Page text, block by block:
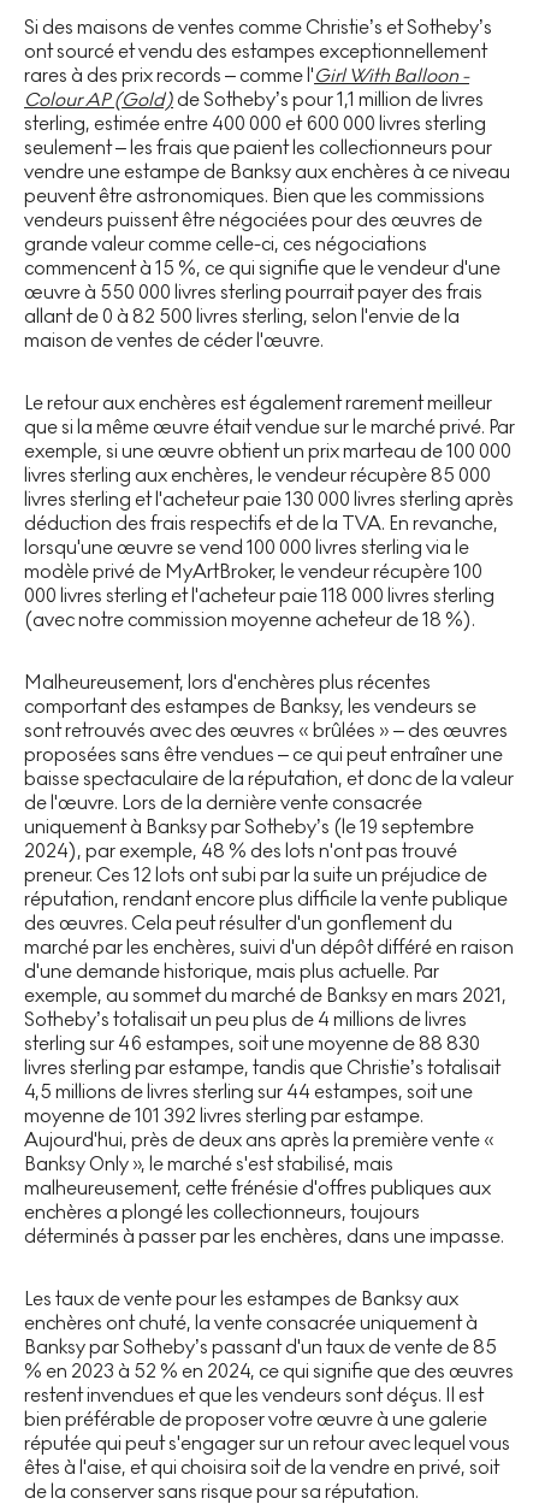
Si des maisons de ventes comme Christie’s et Sotheby’s
ont sourcé et vendu des estampes exceptionnellement
rares à des prix records – comme l'Girl With Balloon -
Colour AP (Gold) de Sotheby’s pour 1,1 million de livres
sterling, estimée entre 400 000 et 600 000 livres sterling
seulement – les frais que paient les collectionneurs pour
vendre une estampe de Banksy aux enchères à ce niveau
peuvent être astronomiques. Bien que les commissions
vendeurs puissent être négociées pour des œuvres de
grande valeur comme celle-ci, ces négociations
commencent à 15 %, ce qui signifie que le vendeur d'une
œuvre à 550 000 livres sterling pourrait payer des frais
allant de 0 à 82 500 livres sterling, selon l'envie de la
maison de ventes de céder l'œuvre.
Le retour aux enchères est également rarement meilleur
que si la même œuvre était vendue sur le marché privé. Par
exemple, si une œuvre obtient un prix marteau de 100 000
livres sterling aux enchères, le vendeur récupère 85 000
livres sterling et l'acheteur paie 130 000 livres sterling après
déduction des frais respectifs et de la TVA. En revanche,
lorsqu'une œuvre se vend 100 000 livres sterling via le
modèle privé de MyArtBroker, le vendeur récupère 100
000 livres sterling et l'acheteur paie 118 000 livres sterling
(avec notre commission moyenne acheteur de 18 %).
Malheureusement, lors d'enchères plus récentes
comportant des estampes de Banksy, les vendeurs se
sont retrouvés avec des œuvres « brûlées » – des œuvres
proposées sans être vendues – ce qui peut entraîner une
baisse spectaculaire de la réputation, et donc de la valeur
de l'œuvre. Lors de la dernière vente consacrée
uniquement à Banksy par Sotheby’s (le 19 septembre
2024), par exemple, 48 % des lots n'ont pas trouvé
preneur. Ces 12 lots ont subi par la suite un préjudice de
réputation, rendant encore plus difficile la vente publique
des œuvres. Cela peut résulter d'un gonflement du
marché par les enchères, suivi d'un dépôt différé en raison
d'une demande historique, mais plus actuelle. Par
exemple, au sommet du marché de Banksy en mars 2021,
Sotheby’s totalisait un peu plus de 4 millions de livres
sterling sur 46 estampes, soit une moyenne de 88 830
livres sterling par estampe, tandis que Christie’s totalisait
4,5 millions de livres sterling sur 44 estampes, soit une
moyenne de 101 392 livres sterling par estampe.
Aujourd'hui, près de deux ans après la première vente «
Banksy Only », le marché s'est stabilisé, mais
malheureusement, cette frénésie d'offres publiques aux
enchères a plongé les collectionneurs, toujours
déterminés à passer par les enchères, dans une impasse.
Les taux de vente pour les estampes de Banksy aux
enchères ont chuté, la vente consacrée uniquement à
Banksy par Sotheby’s passant d'un taux de vente de 85
% en 2023 à 52 % en 2024, ce qui signifie que des œuvres
restent invendues et que les vendeurs sont déçus. Il est
bien préférable de proposer votre œuvre à une galerie
réputée qui peut s'engager sur un retour avec lequel vous
êtes à l'aise, et qui choisira soit de la vendre en privé, soit
de la conserver sans risque pour sa réputation.